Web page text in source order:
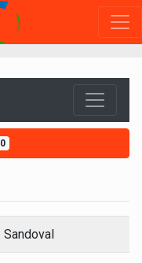
0
Sandoval